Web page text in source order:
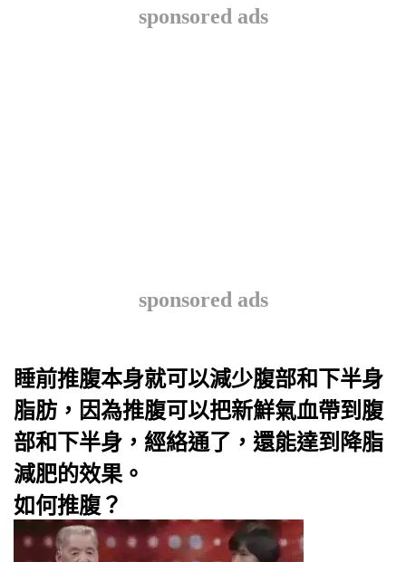
sponsored ads
sponsored ads
睡前推腹本身就可以減少腹部和下半身
脂肪，因為推腹可以把新鮮氣血帶到腹
部和下半身，經絡通了，還能達到降脂
減肥的效果。
如何推腹？